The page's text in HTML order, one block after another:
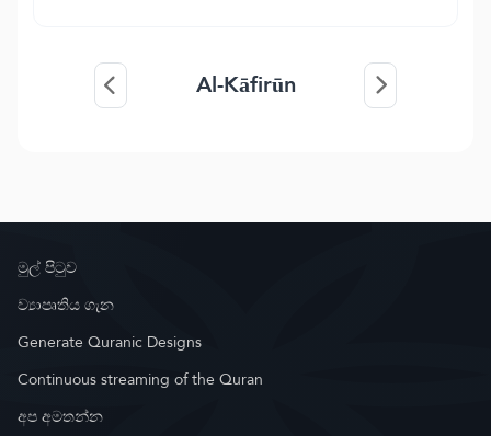
Al-Kāfirūn
මුල් පිටුව
ව්‍යාපෘතිය ගැන
Generate Quranic Designs
Continuous streaming of the Quran
අප අමතන්න